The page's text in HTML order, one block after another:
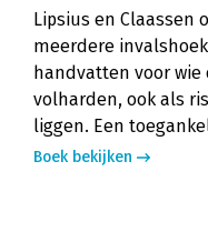
Lipsius en Claassen
meerdere
handvatten voor
volharden, ook als
liggen. Een
Boek bekijken